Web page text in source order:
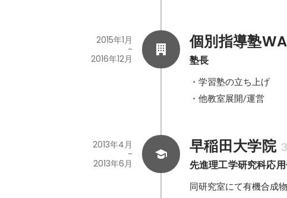
個別指導塾
塾長
2015年1月
-
2016年12月
・学習塾の立ち上げ
・他教室展開/運営
早稲田大学院
先進理工学研究科応
2013年4月
-
2013年6月
同研究室にて有機合成